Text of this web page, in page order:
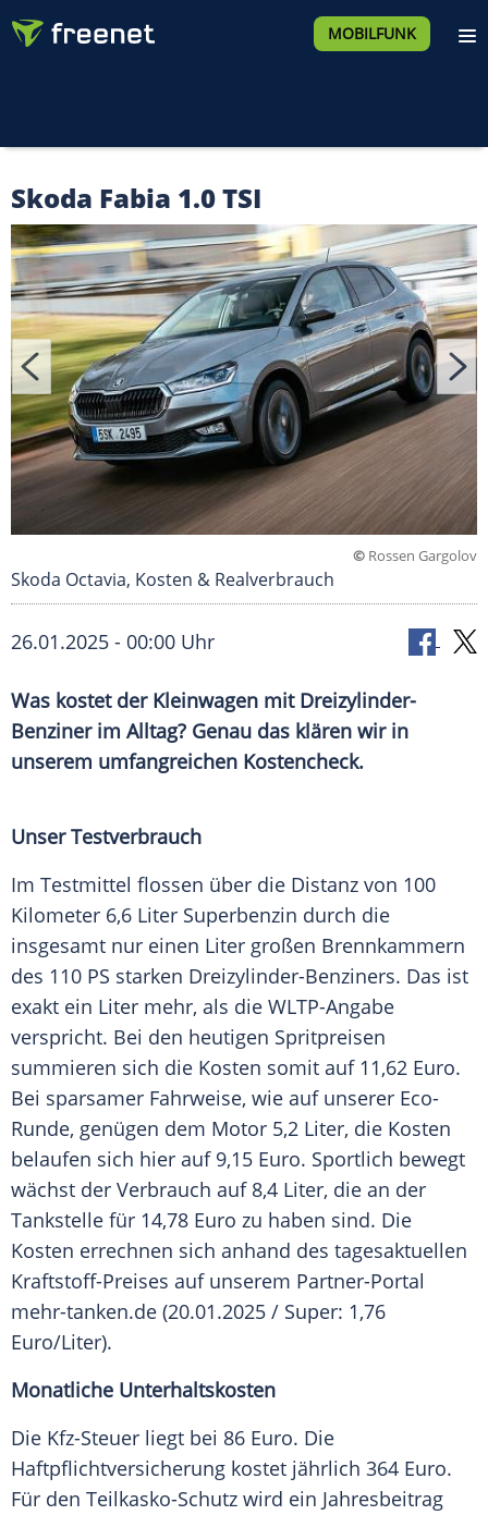
MOBILFUNK
Skoda Fabia 1.0 TSI
© Rossen Gargolov
Skoda Octavia, Kosten & Realverbrauch
26.01.2025 - 00:00 Uhr
Was kostet der Kleinwagen mit Dreizylinder-
Benziner im Alltag? Genau das klären wir in
unserem umfangreichen Kostencheck.
Unser Testverbrauch
Im Testmittel flossen über die Distanz von 100
Kilometer 6,6 Liter Superbenzin durch die
insgesamt nur einen Liter großen Brennkammern
des 110 PS starken Dreizylinder-Benziners. Das ist
exakt ein Liter mehr, als die WLTP-Angabe
verspricht. Bei den heutigen Spritpreisen
summieren sich die Kosten somit auf 11,62 Euro.
Bei sparsamer Fahrweise, wie auf unserer Eco-
Runde, genügen dem Motor 5,2 Liter, die Kosten
belaufen sich hier auf 9,15 Euro. Sportlich bewegt
wächst der Verbrauch auf 8,4 Liter, die an der
Tankstelle für 14,78 Euro zu haben sind. Die
Kosten errechnen sich anhand des tagesaktuellen
Kraftstoff-Preises auf unserem Partner-Portal
mehr-tanken.de (20.01.2025 / Super: 1,76
Euro/Liter).
Monatliche Unterhaltskosten
Die Kfz-Steuer liegt bei 86 Euro. Die
Haftpflichtversicherung kostet jährlich 364 Euro.
Für den Teilkasko-Schutz wird ein Jahresbeitrag